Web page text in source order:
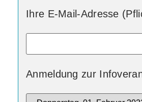
Ihre E-Mail-Adresse
Anmeldung zur